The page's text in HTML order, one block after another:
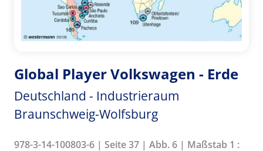
Global Player Volkswagen - Erde
Deutschland - Industrieraum
Braunschweig-Wolfsburg
978-3-14-100803-6 | Seite 37 | Abb. 6 | Maßstab 1 :